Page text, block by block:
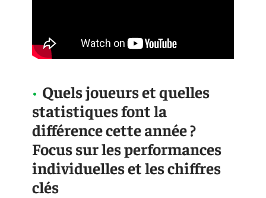
Quels joueurs et quelles
statistiques font la
différence cette année ?
Focus sur les performances
individuelles et les chiffres
clés